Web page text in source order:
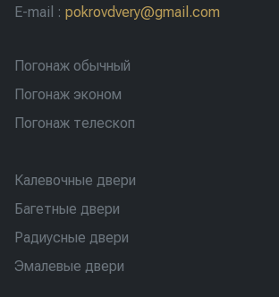
E-mail : pokrovdvery@gmail.com
Погонаж обычный
Погонаж эконом
Погонаж телескоп
Калевочные двери
Багетные двери
Радиусные двери
Эмалевые двери